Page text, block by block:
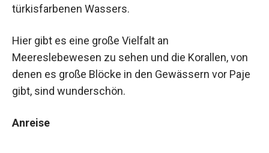
türkisfarbenen Wassers.
Hier gibt es eine große Vielfalt an
Meereslebewesen zu sehen und die Korallen, von
denen es große Blöcke in den Gewässern vor Paje
gibt, sind wunderschön.
Anreise